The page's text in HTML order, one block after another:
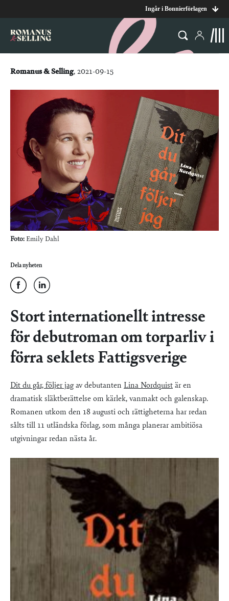
Ingår i Bonnierförlagen
Romanus & Selling, 2021-09-15
Foto: Emily Dahl
Dela nyheten
Stort internationellt intresse
för debutroman om torparliv i
förra seklets Fattigsverige
Dit du går, följer jagav debutanten Lina Nordquist är en
dramatisk släktberättelse om kärlek, vanmakt och galenskap.
Romanen utkom den 18 augusti och rättigheterna har redan
sålts till 11 utländska förlag, som många planerar ambitiösa
utgivningar redan nästa år.